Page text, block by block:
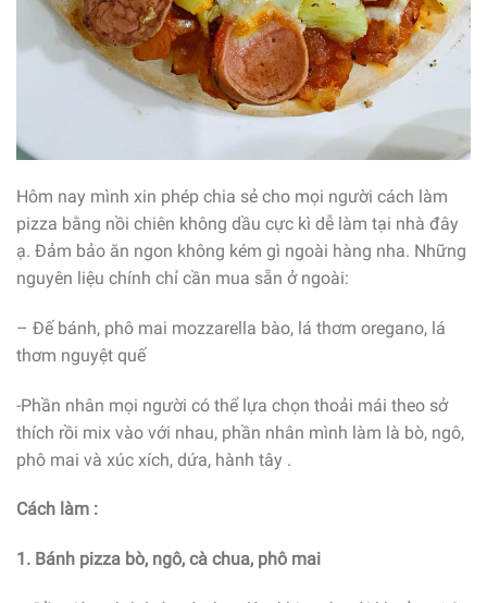
Hôm nay mình xin phép chia sẻ cho mọi người cách làm
pizza bằng nồi chiên không dầu cực kì dễ làm tại nhà đây
ạ. Đảm bảo ăn ngon không kém gì ngoài hàng nha. Những
nguyên liệu chính chỉ cần mua sẵn ở ngoài:
– Đế bánh, phô mai mozzarella bào, lá thơm oregano, lá
thơm nguyệt quế
-Phần nhân mọi người có thể lựa chọn thoải mái theo sở
thích rồi mix vào với nhau, phần nhân mình làm là bò, ngô,
phô mai và xúc xích, dứa, hành tây .
Cách làm :
1. Bánh pizza bò, ngô, cà chua, phô mai